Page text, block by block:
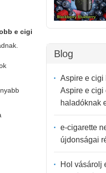
e cigi
Blog
Aspire e cigi
Aspire e cigi
haladóknak
e-cigarette
újdonságai
Hol vásárolj